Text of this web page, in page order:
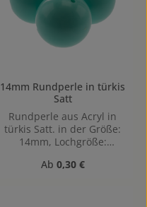
Ohrringen, Anhängern
oder stilvollen Akzenten
an Kleidungsstücken.
14mm Rundperle in türkis
Satt
Rundperle aus Acryl in
türkis Satt. in der Größe:
14mm, Lochgröße:
1,4mm
Regulärer Preis:
Ab 0,30 €